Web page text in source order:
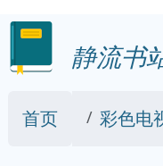
静流书
首页 彩色电